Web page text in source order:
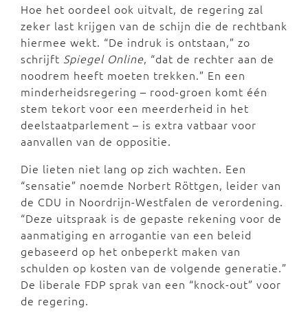
Hoe het oordeel ook uitvalt, de regering zal
zeker last krijgen van de schijn die de rechtbank
hiermee wekt. “De indruk is ontstaan,” zo
schrijft Spiegel Online, “dat de rechter aan de
noodrem heeft moeten trekken.” En een
minderheidsregering – rood-groen komt één
stem tekort voor een meerderheid in het
deelstaatparlement – is extra vatbaar voor
aanvallen van de oppositie.
Die lieten niet lang op zich wachten. Een
“sensatie” noemde Norbert Röttgen, leider van
de CDU in Noordrijn-Westfalen de verordening.
“Deze uitspraak is de gepaste rekening voor de
aanmatiging en arrogantie van een beleid
gebaseerd op het onbeperkt maken van
schulden op kosten van de volgende generatie.”
De liberale FDP sprak van een “knock-out” voor
de regering.